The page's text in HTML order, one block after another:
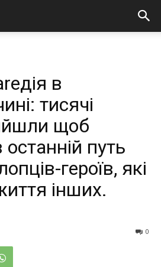
в
тисячі
щоб
путь
героїв, які
інших.
0